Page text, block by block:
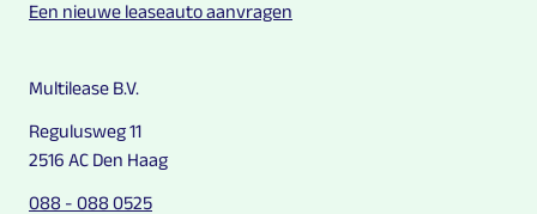
Een nieuwe leaseauto aanvragen
Multilease B.V.
Regulusweg 11
2516 AC Den Haag
088 - 088 0525